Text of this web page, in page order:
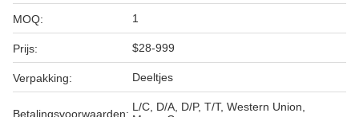
MOQ: 1
Prijs: $28-999
Verpakking: Deeltjes
Betalingsvoorwaarden:
L/C, D/A, D/P, T/T, Western Union,